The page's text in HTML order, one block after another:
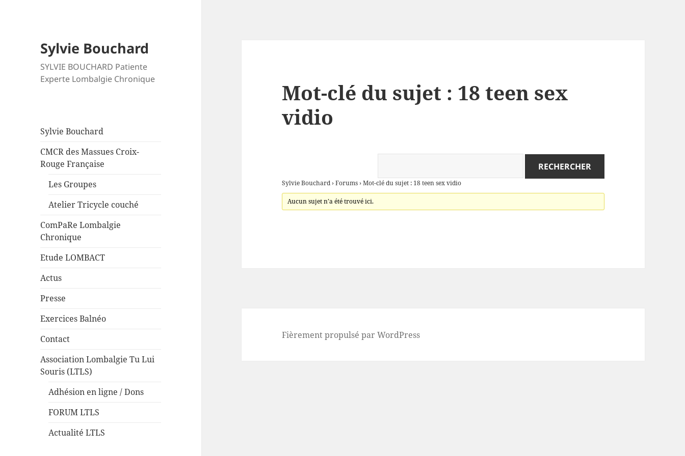
Sylvie Bouchard
SYLVIE BOUCHARD Patiente
Experte Lombalgie Chronique
Sylvie Bouchard
CMCR des Massues Croix-
Rouge Française
Les Groupes
Atelier Tricycle couché
ComPaRe Lombalgie
Chronique
Etude LOMBACT
Actus
Presse
Exercices Balnéo
Contact
Association Lombalgie Tu Lui
Souris (LTLS)
Adhésion en ligne / Dons
FORUM LTLS
Actualité LTLS
Mot-clé du sujet : 18 teen sex
vidio
Sylvie Bouchard ›Forums ›Mot-clé du sujet : 18 teen sex vidio
Aucun sujet n’a été trouvé ici.
Fièrement propulsé par WordPress